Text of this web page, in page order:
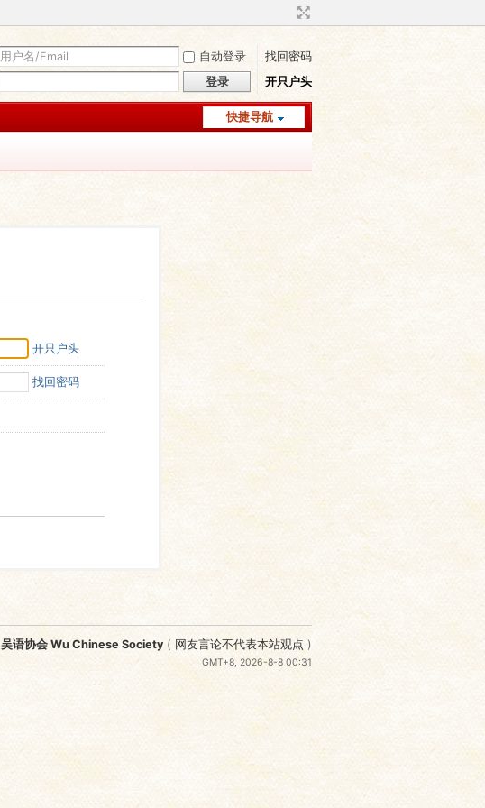
自动登录
找回密码
登录 开只户头
快捷导航
开只户头
找回密码
吴语协会 Wu Chinese Society ( 网友言论不代表本站观点 )
GMT+8, 2026-8-8 00:31